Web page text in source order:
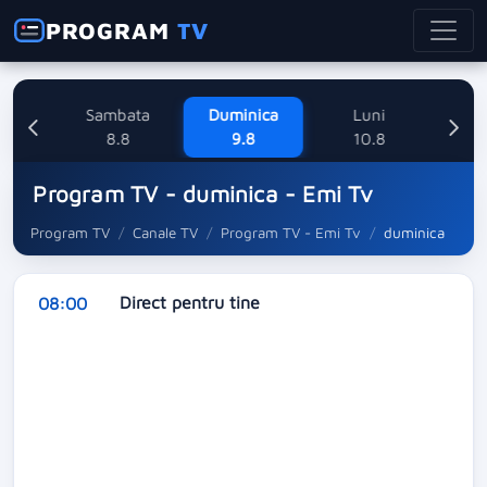
PROGRAMTV
Sambata
8.8
Duminica
9.8
Luni
10.8
Program TV - duminica - Emi Tv
Program TV Canale TV Program TV - Emi Tv duminica
08:00 Direct pentru tine